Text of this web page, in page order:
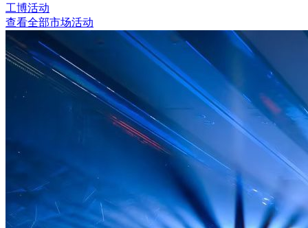
工博活动
查看全部市场活动